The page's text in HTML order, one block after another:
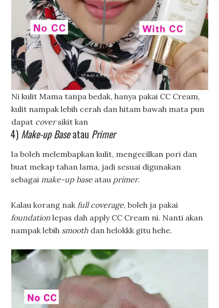
Ni kulit Mama tanpa bedak, hanya pakai CC Cream,
kulit nampak lebih cerah dan hitam bawah mata pun
dapat coversikit kan
4) Make-up Baseatau Primer
Ia boleh melembapkan kulit, mengecilkan pori dan
buat mekap tahan lama, jadi sesuai digunakan
sebagaimake-up baseatau primer.
Kalau korang nak full coverage, boleh ja pakai
foundation lepas dah apply CC Cream ni. Nanti akan
nampak lebih smooth dan helokkk gitu hehe.